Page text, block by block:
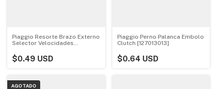
Piaggio Resorte Brazo Externo
Selector Velocidades
$0.49 USD
Piaggio Perno Palanca Embolo
Clutch [127013013]
$0.64 USD
AGOTADO